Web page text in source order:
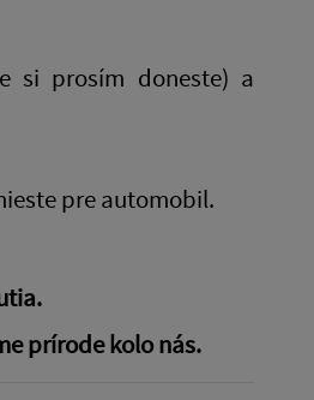
si prosím doneste) a
pre automobil.
prírode kolo nás.